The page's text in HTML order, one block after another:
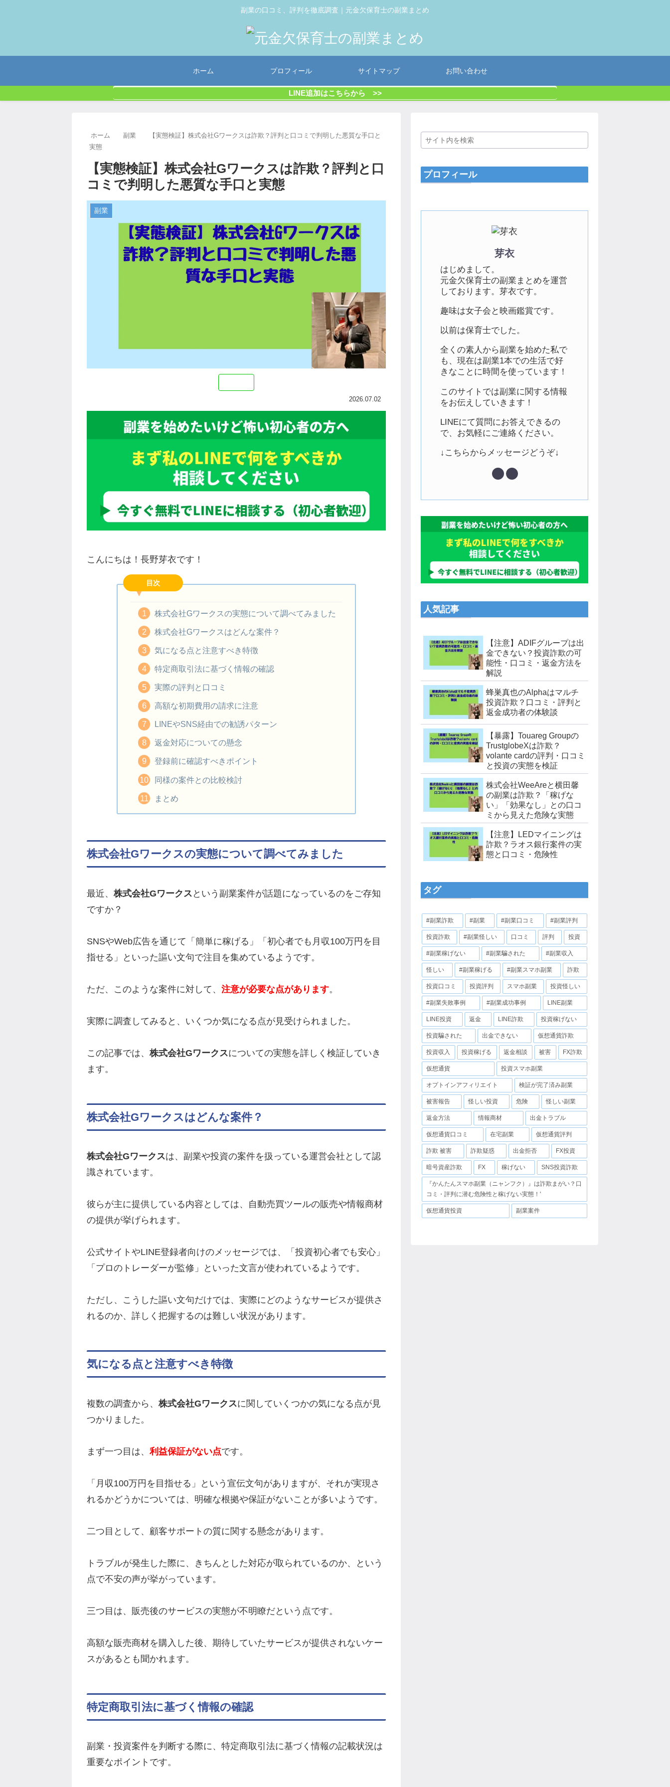
副業の口コミ、評判を徹底調査｜元金欠保育士の副業まとめ
ホーム プロフィール サイトマップ お問い合わせ
LINE追加はこちらから >>
ホーム 副業
【実態検証】株式会社Gワークスは詐欺？評判と口コミで判明した悪質な手口と
実態
【実態検証】株式会社Gワークスは詐欺？評判と口
コミで判明した悪質な手口と実態
副業
2026.07.02
こんにちは！長野芽衣です！
目次
株式会社Gワークスの実態について調べてみました
株式会社Gワークスはどんな案件？
気になる点と注意すべき特徴
特定商取引法に基づく情報の確認
実際の評判と口コミ
高額な初期費用の請求に注意
LINEやSNS経由での勧誘パターン
返金対応についての懸念
登録前に確認すべきポイント
同様の案件との比較検討
まとめ
株式会社Gワークスの実態について調べてみました
最近、株式会社Gワークス という副業案件が話題になっているのをご存知
ですか？
SNSやWeb広告を通じて「簡単に稼げる」「初心者でも月収100万円を目
指せる」といった謳い文句で注目を集めているようです。
ただ、このような案件に対して、 注意が必要な点があります。
実際に調査してみると、いくつか気になる点が見受けられました。
この記事では、株式会社Gワークスについての実態を詳しく検証していき
ます。
株式会社Gワークスはどんな案件？
株式会社Gワークスは、副業や投資の案件を扱っている運営会社として認
識されています。
彼らが主に提供している内容としては、自動売買ツールの販売や情報商材
の提供が挙げられます。
公式サイトやLINE登録者向けのメッセージでは、「投資初心者でも安心」
「プロのトレーダーが監修」といった文言が使われているようです。
ただし、こうした謳い文句だけでは、実際にどのようなサービスが提供さ
れるのか、詳しく把握するのは難しい状況があります。
気になる点と注意すべき特徴
複数の調査から、株式会社Gワークスに関していくつかの気になる点が見
つかりました。
まず一つ目は、利益保証がない点です。
「月収100万円を目指せる」という宣伝文句がありますが、それが実現さ
れるかどうかについては、明確な根拠や保証がないことが多いようです。
二つ目として、顧客サポートの質に関する懸念があります。
トラブルが発生した際に、きちんとした対応が取られているのか、という
点で不安の声が挙がっています。
三つ目は、販売後のサービスの実態が不明瞭だという点です。
高額な販売商材を購入した後、期待していたサービスが提供されないケー
スがあるとも聞かれます。
特定商取引法に基づく情報の確認
副業・投資案件を判断する際に、特定商取引法に基づく情報の記載状況は
重要なポイントです。
プロフィール
芽衣
はじめまして。
元金欠保育士の副業まとめを運営
しております。芽衣です。
趣味は女子会と映画鑑賞です。
以前は保育士でした。
全くの素人から副業を始めた私で
も、現在は副業1本での生活で好
きなことに時間を使っています！
このサイトでは副業に関する情報
をお伝えしていきます！
LINEにて質問にお答えできるの
で、お気軽にご連絡ください。
↓こちらからメッセージどうぞ↓
人気記事
【注意】ADIFグループは出
金できない？投資詐欺の可
能性・口コミ・返金方法を
解説
蜂巣真也のAlphaはマルチ
投資詐欺？口コミ・評判と
返金成功者の体験談
【暴露】Touareg Groupの
TrustglobeXは詐欺？
volante cardの評判・口コミ
と投資の実態を検証
株式会社WeeAreと横田馨
の副業は詐欺？「稼げな
い」「効果なし」との口コ
ミから見えた危険な実態
【注意】LEDマイニングは
詐欺？ラオス銀行案件の実
態と口コミ・危険性
タグ
#副業詐欺 #副業 #副業口コミ #副業評判
投資詐欺 #副業怪しい 口コミ 評判 投資
#副業稼げない #副業騙された #副業収入
怪しい #副業稼げる #副業スマホ副業 詐欺
投資口コミ 投資評判 スマホ副業 投資怪しい
#副業失敗事例 #副業成功事例 LINE副業
LINE投資 返金 LINE詐欺 投資稼げない
投資騙された 出金できない 仮想通貨詐欺
投資収入 投資稼げる 返金相談 被害 FX詐欺
仮想通貨 投資スマホ副業
オプトインアフィリエイト 検証が完了済み副業
被害報告 怪しい投資 危険 怪しい副業
返金方法 情報商材 出金トラブル
仮想通貨口コミ 在宅副業 仮想通貨評判
詐欺 被害 詐欺疑惑 出金拒否 FX投資
暗号資産詐欺 FX 稼げない SNS投資詐欺
『かんたんスマホ副業（ニャンフク）』は詐欺まがい？口
コミ・評判に潜む危険性と稼げない実態！'
仮想通貨投資 副業案件